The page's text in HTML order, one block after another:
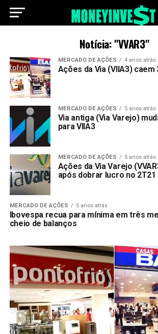
Notícia: "VVAR3"
MERCADO DE AÇÕES 4 anos atrás
Ações da Via (VIIA3) caem
MERCADO DE AÇÕES 5 anos atrás
Via antiga (Via Varejo)
para VIIA3
MERCADO DE AÇÕES 5 anos atrás
Ações da Via Varejo
após dobrar lucro no 2T21
MERCADO DE AÇÕES 5 anos atrás
Ibovespa recua para mínima em três
cheio de balanços